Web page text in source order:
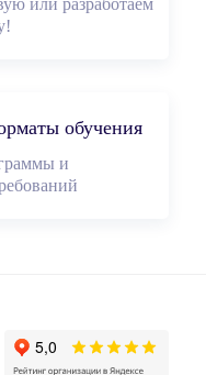
или разработаем
обучения
и